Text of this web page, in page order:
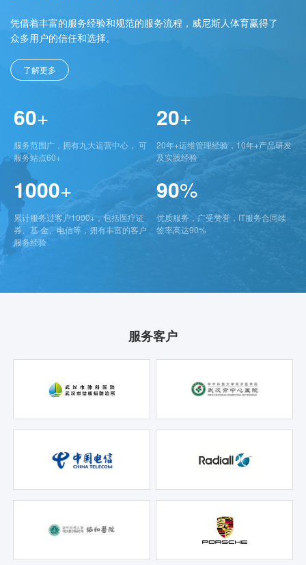
凭借着丰富的服务经验和规范的服务流程，威尼斯人体育赢得了
众多用户的信任和选择。
了解更多
60+
服务范围广，拥有九大运营中心， 可
服务站点60+
20+
20年+运维管理经验，10年+产品研发
及实践经验
1000+
累计服务过客户1000+，包括医疗证
券、基 金、电信等，拥有丰富的客户
服务经验
90%
优质服务，广受赞誉，IT服务合同续
签率高达90%
服务客户